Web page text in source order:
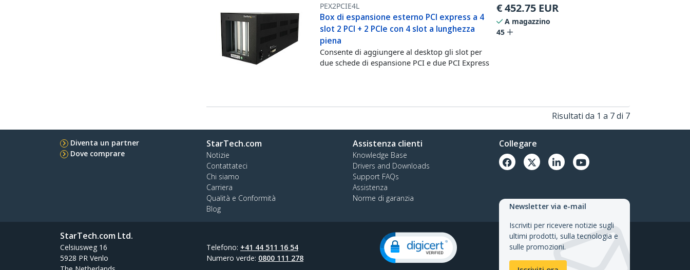
PEX2PCIE4L
Box di espansione esterno PCI express a 4
slot 2 PCI + 2 PCIe con 4 slot a lunghezza
piena
Consente di aggiungere al desktop gli slot per
due schede di espansione PCI e due PCI Express
€452.75 EUR
A magazzino
45
Risultati da 1 a 7 di 7
Diventa un partner
Dove comprare
StarTech.com
Notizie
Contattateci
Chi siamo
Carriera
Qualità e Conformità
Blog
Assistenza clienti
Knowledge Base
Drivers and Downloads
Support FAQs
Assistenza
Norme di garanzia
Collegare
StarTech.com Ltd.
Celsiusweg 16
5928 PR Venlo
Telefono: +41 44 511 16 54
Numero verde: 0800 111 278
Newsletter via e-mail
Iscriviti per ricevere notizie sugli
ultimi prodotti, sulla tecnologia e
sulle promozioni.